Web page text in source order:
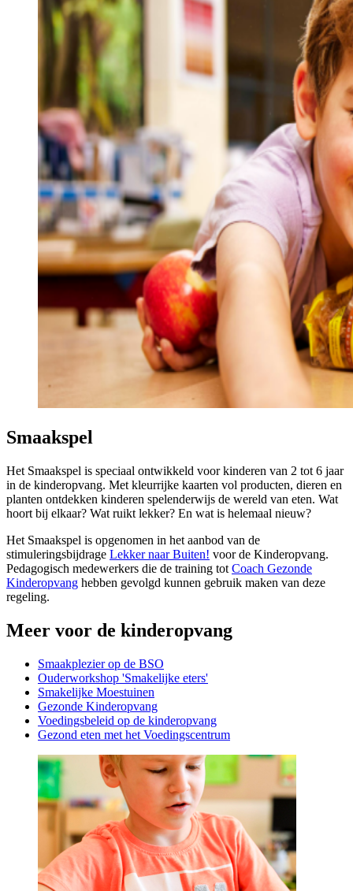
Smaakspel
Het Smaakspel is speciaal ontwikkeld voor kinderen van 2 tot 6 jaar
in de kinderopvang. Met kleurrijke kaarten vol producten, dieren en
planten ontdekken kinderen spelenderwijs de wereld van eten. Wat
hoort bij elkaar? Wat ruikt lekker? En wat is helemaal nieuw?
Het Smaakspel is opgenomen in het aanbod van de
stimuleringsbijdrage Lekker naar Buiten! voor de Kinderopvang.
Pedagogisch medewerkers die de training tot Coach Gezonde
Kinderopvang hebben gevolgd kunnen gebruik maken van deze
regeling.
Meer voor de kinderopvang
Smaakplezier op de BSO
Ouderworkshop 'Smakelijke eters'
Smakelijke Moestuinen
Gezonde Kinderopvang
Voedingsbeleid op de kinderopvang
Gezond eten met het Voedingscentrum